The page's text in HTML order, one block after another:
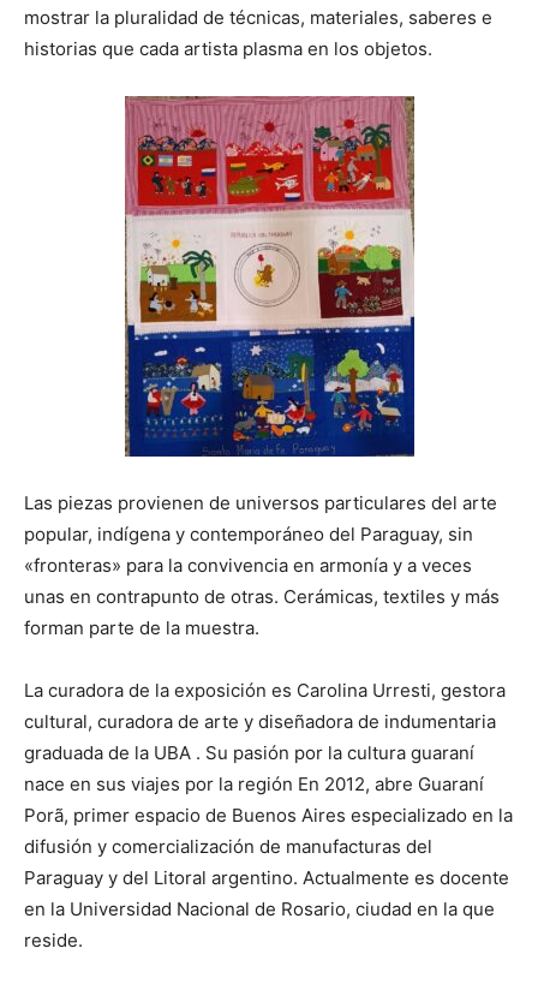
mostrar la pluralidad de técnicas, materiales, saberes e
historias que cada artista plasma en los objetos.
Las piezas provienen de universos particulares del arte
popular, indígena y contemporáneo del Paraguay, sin
«fronteras» para la convivencia en armonía y a veces
unas en contrapunto de otras. Cerámicas, textiles y más
forman parte de la muestra.
La curadora de la exposición es Carolina Urresti, gestora
cultural, curadora de arte y diseñadora de indumentaria
graduada de la UBA . Su pasión por la cultura guaraní
nace en sus viajes por la región En 2012, abre Guaraní
Porã, primer espacio de Buenos Aires especializado en la
difusión y comercialización de manufacturas del
Paraguay y del Litoral argentino. Actualmente es docente
en la Universidad Nacional de Rosario, ciudad en la que
reside.